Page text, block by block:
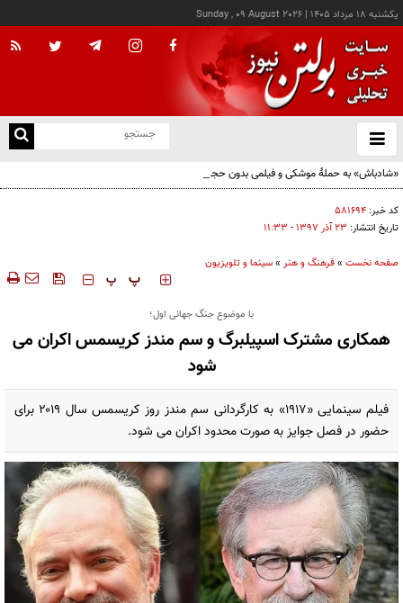
يکشنبه ۱۸ مرداد ۱۴۰۵ |
Sunday , 09 August 2026
باز
و
«شادباش» به حملۀ موشکی و فیلمی بدون حجاب؛ روایت تناقض‌های محسن قرایی
کد خبر: ۵۸۱۶۹۴
تاریخ انتشار: ۲۳ آذر ۱۳۹۷ - ۱۱:۳۳
صفحه نخست »فرهنگ و هنر »سینما و تلویزیون
‍‍‍ پ پ
با موضوع جنگ جهانی اول؛
همکاری مشترک اسپیلبرگ و سم مندز کریسمس اکران می
شود
فیلم سینمایی «۱۹۱۷» به کارگردانی سم مندز روز کریسمس سال ۲۰۱۹ برای
حضور در فصل جوایز به صورت محدود اکران می شود.